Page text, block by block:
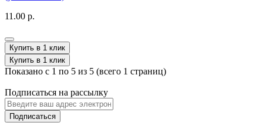
11.00 р.
Купить в 1 клик
Купить в 1 клик
Показано с 1 по 5 из 5 (всего 1 страниц)
Подписаться на рассылку
Подписаться